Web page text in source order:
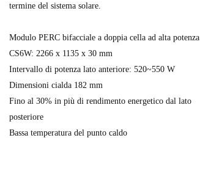
termine del sistema solare.
Modulo PERC bifacciale a doppia cella ad alta potenza
CS6W: 2266 x 1135 x 30 mm
Intervallo di potenza lato anteriore: 520~550 W
Dimensioni cialda 182 mm
Fino al 30% in più di rendimento energetico dal lato
posteriore
Bassa temperatura del punto caldo